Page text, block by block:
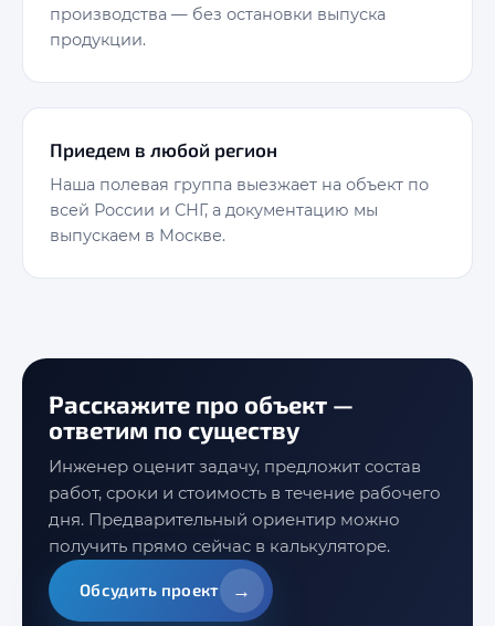
производства — без остановки выпуска
продукции.
Приедем в любой регион
Наша полевая группа выезжает на объект по
всей России и СНГ, а документацию мы
выпускаем в Москве.
Расскажите про объект —
ответим по существу
Инженер оценит задачу, предложит состав
работ, сроки и стоимость в течение рабочего
дня. Предварительный ориентир можно
получить прямо сейчас в калькуляторе.
Обсудить проект →